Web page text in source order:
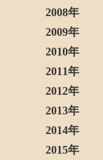
2008年
2009年
2010年
2011年
2012年
2013年
2014年
2015年